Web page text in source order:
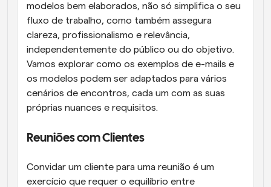
modelos bem elaborados, não só simplifica o seu
fluxo de trabalho, como também assegura
clareza, profissionalismo e relevância,
independentemente do público ou do objetivo.
Vamos explorar como os exemplos de e-mails e
os modelos podem ser adaptados para vários
cenários de encontros, cada um com as suas
próprias nuances e requisitos.
Reuniões com Clientes
Convidar um cliente para uma reunião é um
exercício que requer o equilíbrio entre